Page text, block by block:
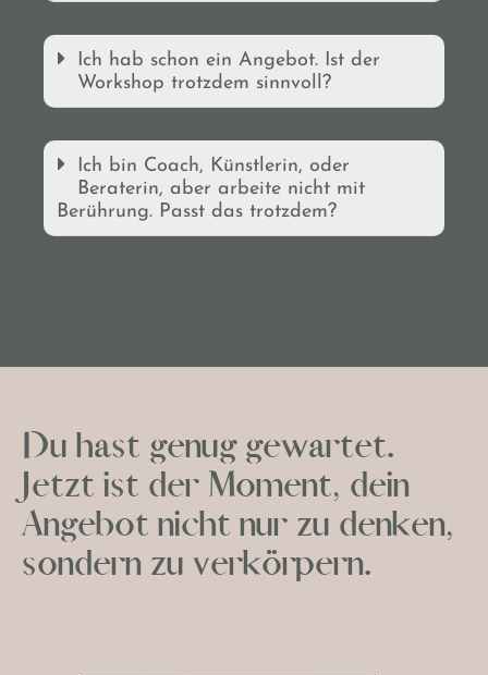
Ich hab schon ein Angebot. Ist der
Workshop trotzdem sinnvoll?
Ich bin Coach, Künstlerin, oder
Beraterin, aber arbeite nicht mit
Berührung. Passt das trotzdem?
Du hast genug gewartet.
Jetzt ist der Moment, dein
Angebot nicht nur zu denken,
sondern zu verkörpern.